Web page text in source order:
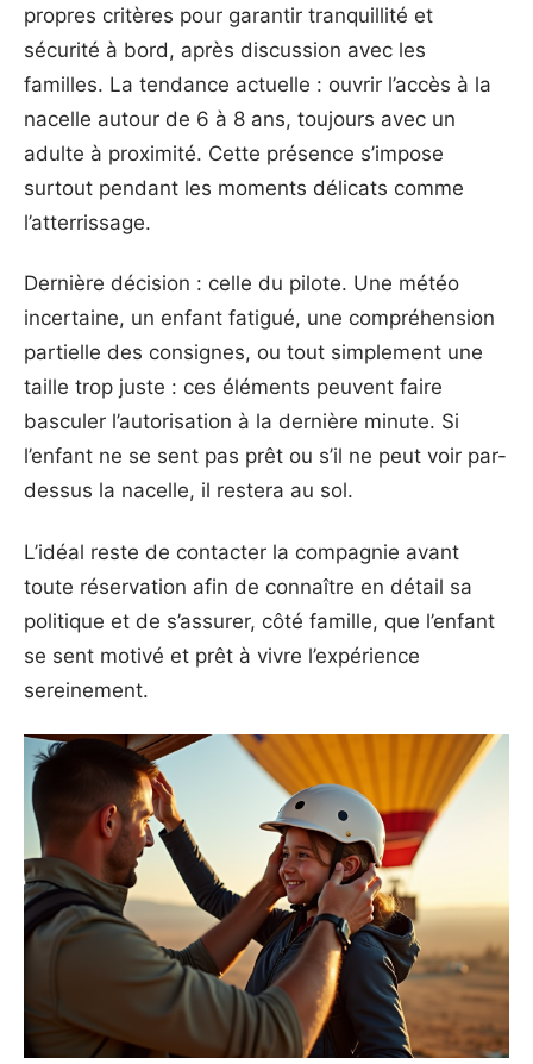
propres critères pour garantir tranquillité et
sécurité à bord, après discussion avec les
familles. La tendance actuelle : ouvrir l’accès à la
nacelle autour de 6 à 8 ans, toujours avec un
adulte à proximité. Cette présence s’impose
surtout pendant les moments délicats comme
l’atterrissage.
Dernière décision : celle du pilote. Une météo
incertaine, un enfant fatigué, une compréhension
partielle des consignes, ou tout simplement une
taille trop juste : ces éléments peuvent faire
basculer l’autorisation à la dernière minute. Si
l’enfant ne se sent pas prêt ou s’il ne peut voir par-
dessus la nacelle, il restera au sol.
L’idéal reste de contacter la compagnie avant
toute réservation afin de connaître en détail sa
politique et de s’assurer, côté famille, que l’enfant
se sent motivé et prêt à vivre l’expérience
sereinement.